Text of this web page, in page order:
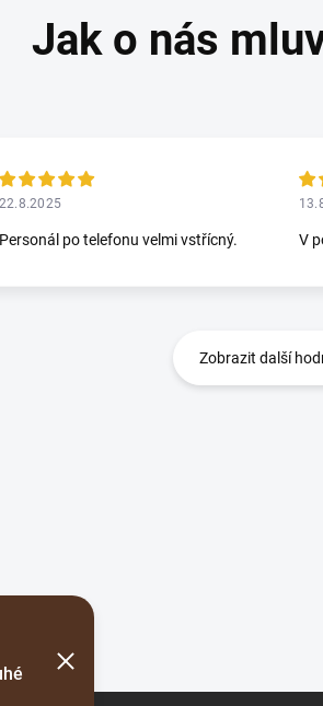
22.8.2025
Personál po telefonu velmi vstřícný. V
Zobrazit další